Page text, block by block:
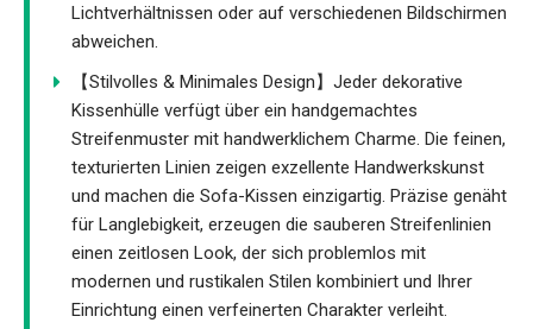
Lichtverhältnissen oder auf verschiedenen Bildschirmen
abweichen.
【Stilvolles & Minimales Design】Jeder dekorative
Kissenhülle verfügt über ein handgemachtes
Streifenmuster mit handwerklichem Charme. Die feinen,
texturierten Linien zeigen exzellente Handwerkskunst
und machen die Sofa-Kissen einzigartig. Präzise genäht
für Langlebigkeit, erzeugen die sauberen Streifenlinien
einen zeitlosen Look, der sich problemlos mit
modernen und rustikalen Stilen kombiniert und Ihrer
Einrichtung einen verfeinerten Charakter verleiht.